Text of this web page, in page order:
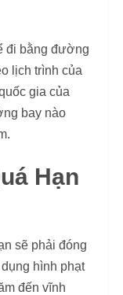
đi bằng đường
lịch trình của
gia của
bay nào
Hạn
sẽ phải đóng
hình phạt
đến vĩnh